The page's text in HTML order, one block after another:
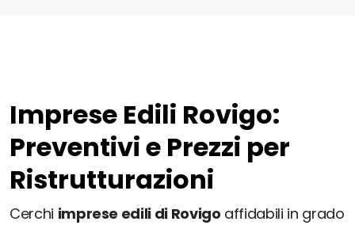
Imprese Edili Rovigo:
Preventivi e Prezzi per
Ristrutturazioni
Cerchi imprese edili di Rovigo affidabili in grado